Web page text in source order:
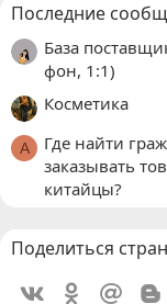
Последние
База
фон, 1:1)
Косметика
A
Где найти
заказывать
китайцы?
Поделиться
Vkontakte Mail.ru